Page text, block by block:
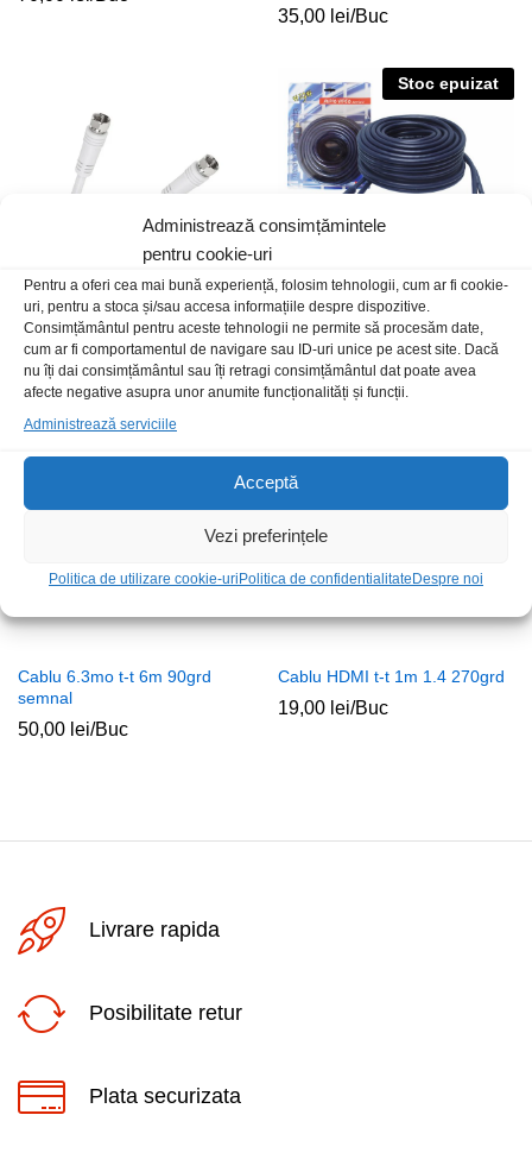
Administrează consimțămintele
pentru cookie-uri
Pentru a oferi cea mai bună experiență, folosim tehnologii, cum ar fi cookie-
uri, pentru a stoca și/sau accesa informațiile despre dispozitive.
Consimțământul pentru aceste tehnologii ne permite să procesăm date,
cum ar fi comportamentul de navigare sau ID-uri unice pe acest site. Dacă
nu îți dai consimțământul sau îți retragi consimțământul dat poate avea
afecte negative asupra unor anumite funcționalități și funcții.
Administrează serviciile
Acceptă
Vezi preferințele
Politica de utilizare cookie-uriPolitica de confidentialitateDespre noi
35,00 lei/Buc
Cablu antena F t-t 5m 3c2v
12,00 lei /Buc
Stoc epuizat
Cablu 2RCA t-t 7.5m HQ
25,00lei /Buc
Cablu 6.3mo t-t 6m 90grd
semnal
50,00 lei/Buc
Cablu HDMI t-t 1m 1.4 270grd
19,00 lei/Buc
Livrare rapida
Posibilitate retur
Plata securizata